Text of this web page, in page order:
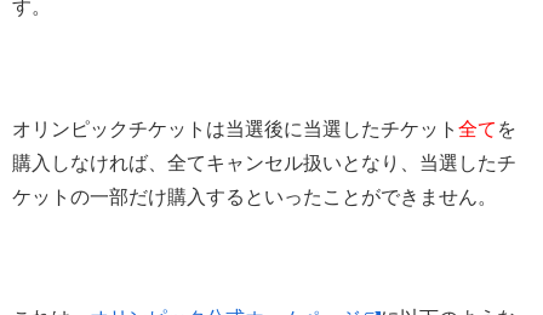
す。
オリンピックチケットは当選後に当選したチケット 全て を
購入しなければ、全てキャンセル扱いとなり、当選したチ
ケットの一部だけ購入するといったことができません。